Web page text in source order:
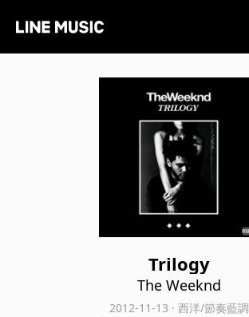
Trilogy
The Weeknd
2012-11-13 · 西洋/節奏藍調